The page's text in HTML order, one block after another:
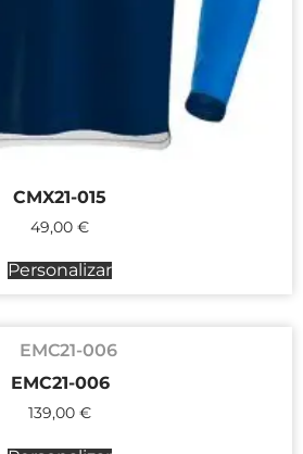
CMX21-015
49,00 €
Personalizar
EMC21-006
139,00 €